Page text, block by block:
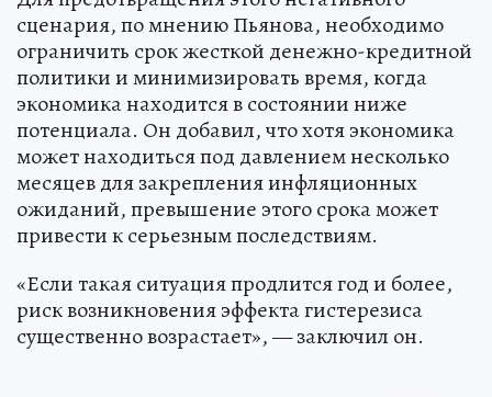
сценария, по мнению Пьянова, необходимо
ограничить срок жесткой денежно-кредитной
политики и минимизировать время, когда
экономика находится в состоянии ниже
потенциала. Он добавил, что хотя экономика
может находиться под давлением несколько
месяцев для закрепления инфляционных
ожиданий, превышение этого срока может
привести к серьезным последствиям.
«Если такая ситуация продлится год и более,
риск возникновения эффекта гистерезиса
существенно возрастает», — заключил он.